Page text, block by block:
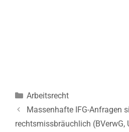
Kategorien
Arbeitsrecht
Beitrags-
Navigation
Massenhafte IFG-Anfragen
rechtsmissbräuchlich (BVerwG,